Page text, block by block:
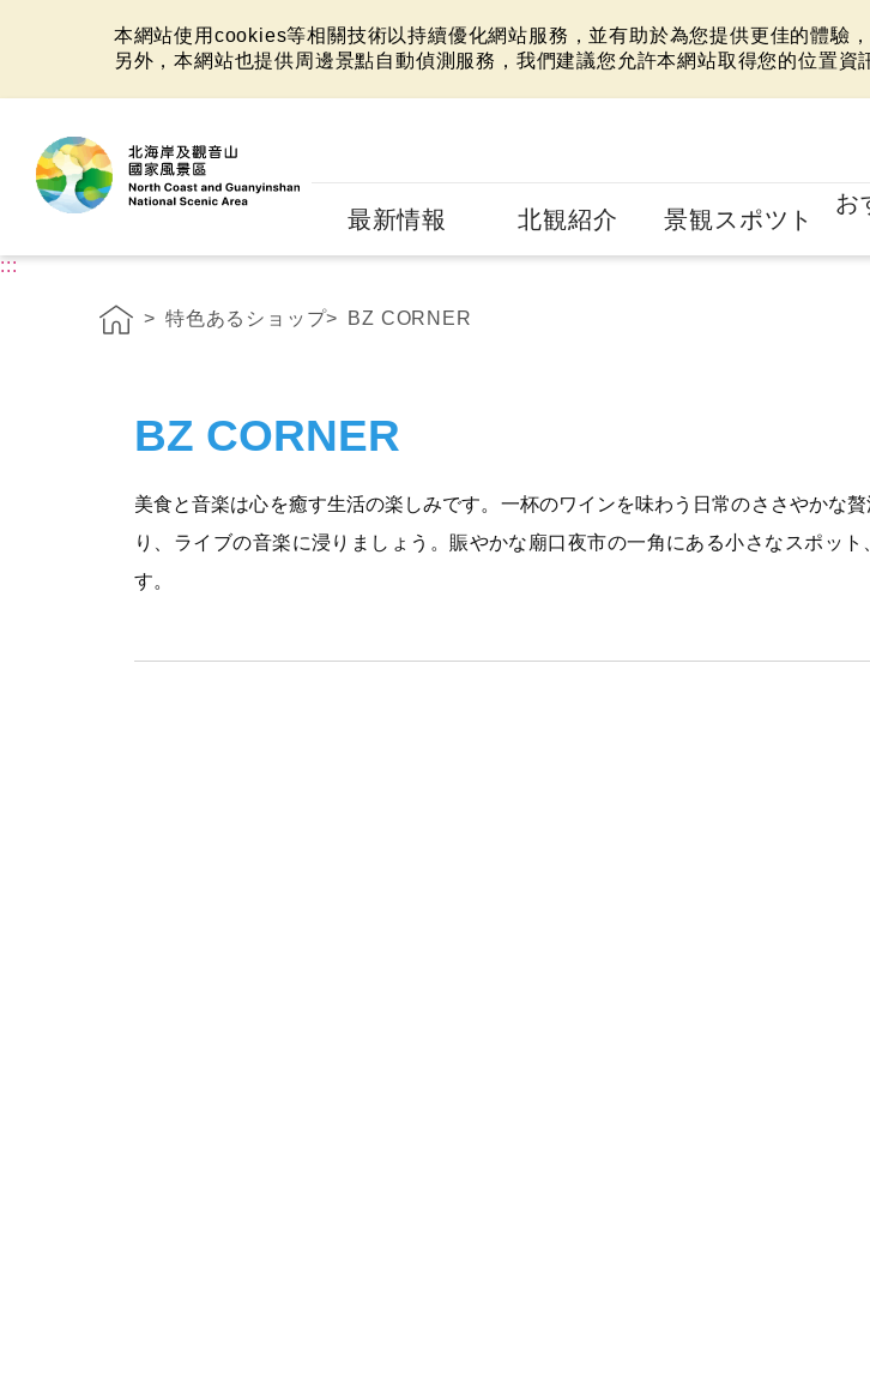
本網站使用cookies等相關技術以持續優化網站服務，並有助於為您提供更佳的體驗
另外，本網站也提供周邊景點自動偵測服務，我們建議您允許本網站取得您的位置資
最新情報 北観紹介 景観スポツト
お
:::
特色あるショップ BZ CORNER
BZ CORNER
美食と音楽は心を癒す生活の楽しみです。一杯のワインを味わう日常のささやかな
り、ライブの音楽に浸りましょう。賑やかな廟口夜市の一角にある小さなスポッ
す。